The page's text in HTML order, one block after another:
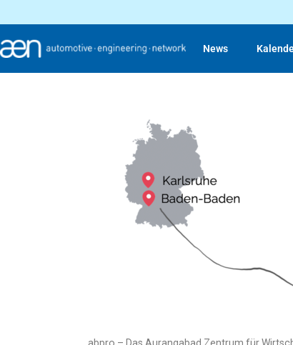
News
abpro – Das Aurangabad Zentrum für